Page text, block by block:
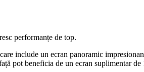
performanțe de top.
include un ecran panoramic
pot beneficia de un ecran suplimentar de